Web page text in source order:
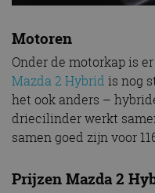
Motoren
Onder de motorkap is
Mazda 2 Hybrid is nog
het ook anders –
driecilinder werkt
samen goed zijn voor
Prijzen Mazda 2